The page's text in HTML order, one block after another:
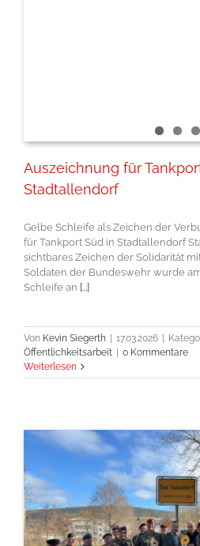
Auszeichnung für
Stadtallendorf
Gelbe Schleife als Zeichen der
für Tankport Süd in Stadtallendorf
sichtbares Zeichen der Solidarität
Soldaten der Bundeswehr wurde
Schleife an [...]
Von Kevin Siegerth 17.03.2026
Öffentlichkeitsarbeit
0 Kommentare
Weiterlesen